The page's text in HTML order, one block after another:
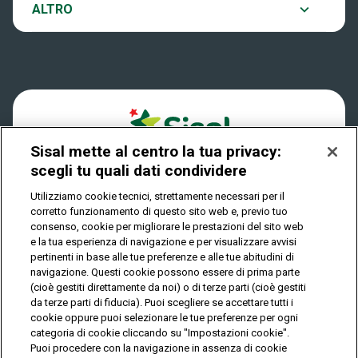
Play Your Date
Dove si gioca
Quanto si vince
Come riscuotere
ALTRO
Notifiche
Privacy
IL GIOCO È VIETATO AI MINORI E PUÒ CAUSARE
DIPENDENZA PATOLOGICA
© Copyright Sisal Italia S.p.A. - P.I. 02433760135
Privacy Cookies
Mappa
del
sito
Sisal mette al centro la tua privacy:
scegli tu quali dati condividere
Utilizziamo cookie tecnici, strettamente necessari per il
corretto funzionamento di questo sito web e, previo tuo
consenso, cookie per migliorare le prestazioni del sito web
e la tua esperienza di navigazione e per visualizzare avvisi
pertinenti in base alle tue preferenze e alle tue abitudini di
navigazione. Questi cookie possono essere di prima parte
(cioè gestiti direttamente da noi) o di terze parti (cioè gestiti
da terze parti di fiducia). Puoi scegliere se accettare tutti i
cookie oppure puoi selezionare le tue preferenze per ogni
categoria di cookie cliccando su "Impostazioni cookie".
Puoi procedere con la navigazione in assenza di cookie